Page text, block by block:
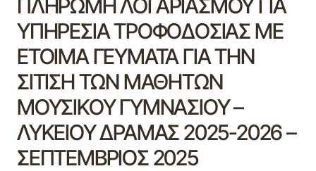
ΠΛΗΡΩΜΗ ΛΟΓΑΡΙΑΣΜΟΥ ΓΙΑ
ΥΠΗΡΕΣΙΑ ΤΡΟΦΟΔΟΣΙΑΣ ΜΕ
ΕΤΟΙΜΑ ΓΕΥΜΑΤΑ ΓΙΑ ΤΗΝ
ΣΙΤΙΣΗ ΤΩΝ ΜΑΘΗΤΩΝ
ΜΟΥΣΙΚΟΥ ΓΥΜΝΑΣΙΟΥ –
ΛΥΚΕΙΟΥ ΔΡΑΜΑΣ 2025-2026 –
ΣΕΠΤΕΜΒΡΙΟΣ 2025